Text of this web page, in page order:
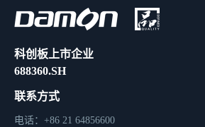
科创板上市企业
688360.SH
联系方式
电话：+86 21 64856600